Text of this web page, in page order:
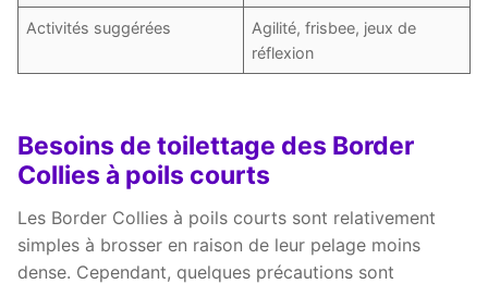
Activités suggérées
Agilité, frisbee, jeux de
réflexion
Besoins de toilettage des Border
Collies à poils courts
Les Border Collies à poils courts sont relativement
simples à brosser en raison de leur pelage moins
dense. Cependant, quelques précautions sont